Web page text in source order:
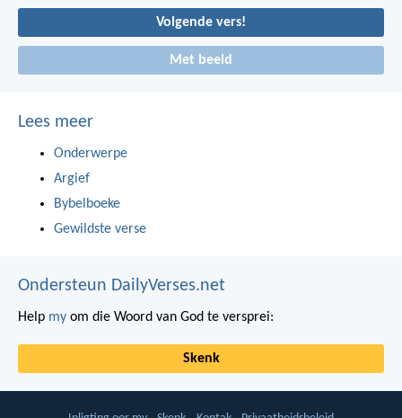
Volgende vers!
Met beeld
Lees meer
Onderwerpe
Argief
Bybelboeke
Gewildste verse
Ondersteun DailyVerses.net
Help my om die Woord van God te versprei:
Skenk